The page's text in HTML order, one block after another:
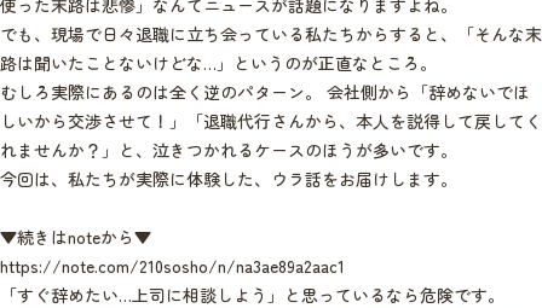
使った末路は悲惨」なんてニュースが話題になりますよね。
でも、現場で日々退職に立ち会っている私たちからすると、「そんな末
路は聞いたことないけどな…」というのが正直なところ。
むしろ実際にあるのは全く逆のパターン。 会社側から「辞めないでほ
しいから交渉させて！」「退職代行さんから、本人を説得して戻してく
れませんか？」と、泣きつかれるケースのほうが多いです。
今回は、私たちが実際に体験した、ウラ話をお届けします。
▼続きはnoteから▼
https://note.com/210sosho/n/na3ae89a2aac1
「すぐ辞めたい…上司に相談しよう」と思っているなら危険です。